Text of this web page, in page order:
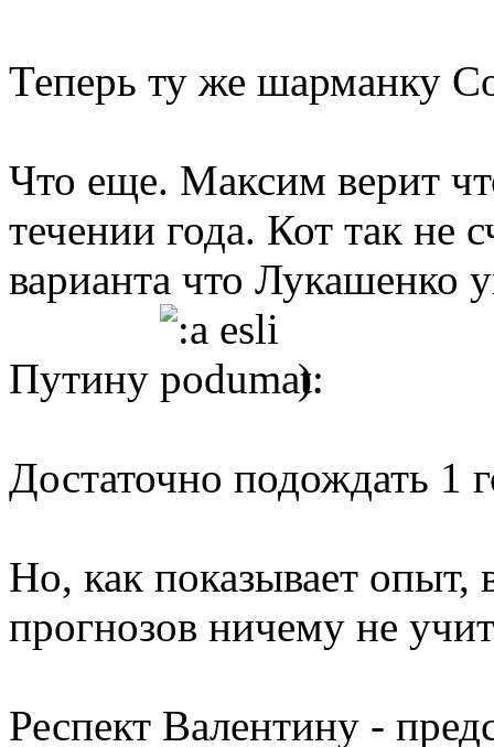
Теперь ту же шарманку
Что еще. Максим верит
течении года. Кот так не
варианта что Лукашенко
Путину ).
Достаточно подождать 1
Но, как показывает опыт,
прогнозов ничему не
Респект Валентину -